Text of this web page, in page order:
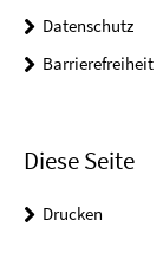
Datenschutz
Barrierefreiheit
Diese Seite
Drucken